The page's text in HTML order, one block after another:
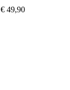
49,90